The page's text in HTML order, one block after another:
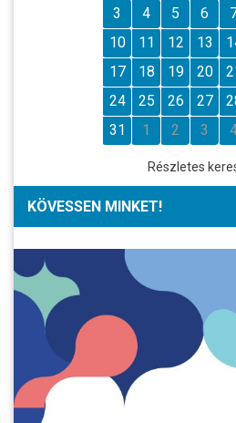
3
4 5 6
10
11 12 13
17
18 19 20
24
25 26 27
31
1 2 3
Részletes
KÖVESSEN MINKET!